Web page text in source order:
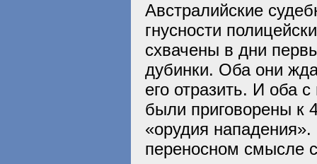
Австралийские
гнусности
схвачены в дни
дубинки. Оба они
его отразить. И оба
были приговорены
«орудия
переносном смысле